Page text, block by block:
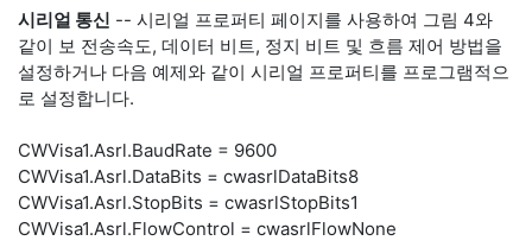
시리얼 통신 -- 시리얼 프로퍼티 페이지를 사용하여 그림 4와
같이 보 전송속도, 데이터 비트, 정지 비트 및 흐름 제어 방법을
설정하거나 다음 예제와 같이 시리얼 프로퍼티를 프로그램적으
로 설정합니다.
CWVisa1.Asrl.BaudRate = 9600
CWVisa1.Asrl.DataBits = cwasrlDataBits8
CWVisa1.Asrl.StopBits = cwasrlStopBits1
CWVisa1.Asrl.FlowControl = cwasrlFlowNone